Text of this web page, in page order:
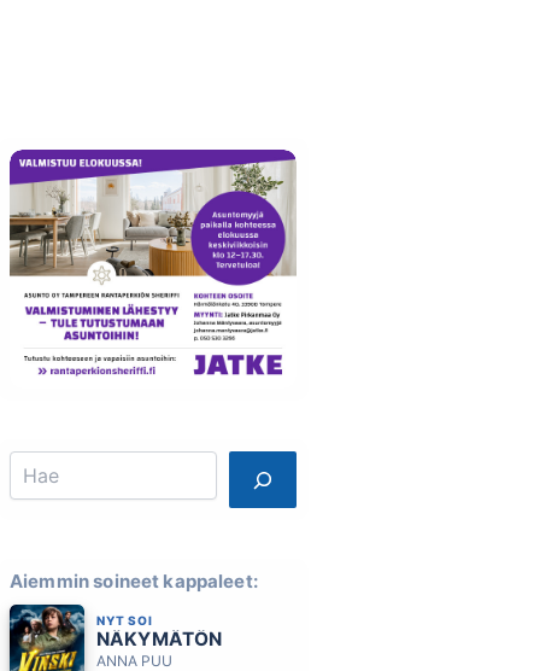
Search
Aiemmin soineet kappaleet:
NYT SOI
NÄKYMÄTÖN
ANNA PUU